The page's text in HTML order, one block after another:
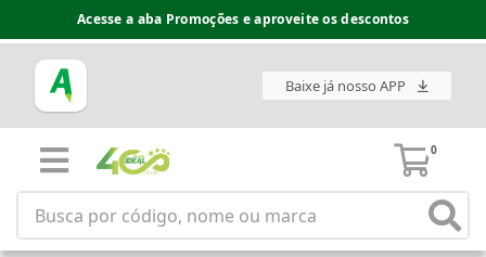
Acesse a aba Promoções e aproveite os descontos
Baixe já nosso APP
0